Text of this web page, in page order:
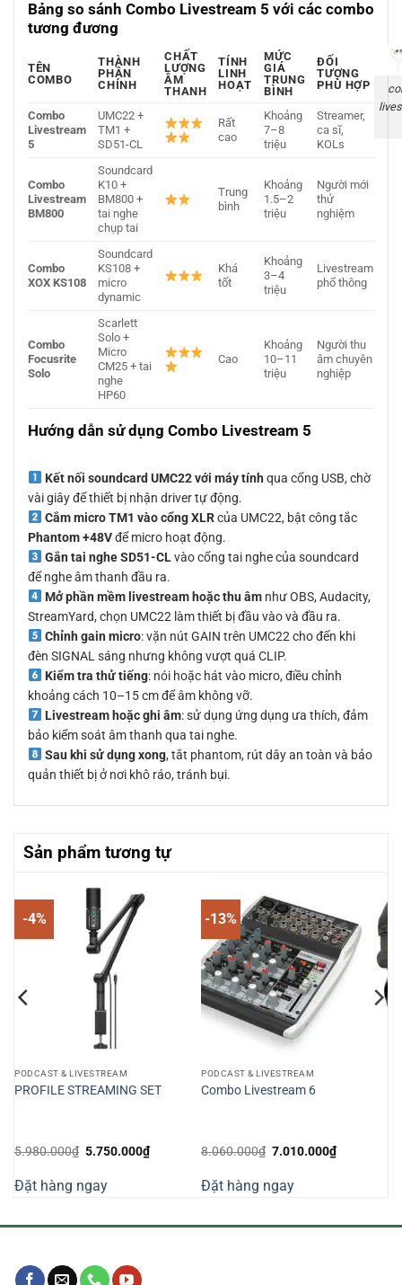
Bảng so sánh Combo Livestream 5 với các combo
tương đương
TÊN
COMBO
THÀNH
PHẦN
CHÍNH
CHẤT
LƯỢNG
ÂM
THANH
TÍNH
LINH
HOẠT
MỨC
GIÁ
TRUNG
BÌNH
ĐỐI
TƯỢNG
PHÙ HỢP
Combo
Livestream
5
UMC22 +
TM1 +
SD51-CL
Rất
cao
Khoảng
7–8
triệu
Streamer,
ca sĩ,
KOLs
Combo
Livestream
BM800
Soundcard
K10 +
BM800 +
tai nghe
chụp tai
Trung
bình
Khoảng
1.5–2
triệu
Người mới
thử
nghiệm
Combo
XOX KS108
Soundcard
KS108 +
micro
dynamic
Khá
tốt
Khoảng
3–4
triệu
Livestream
phổ thông
Combo
Focusrite
Solo
Scarlett
Solo +
Micro
CM25 + tai
nghe
HP60
Cao
Khoảng
10–11
triệu
Người thu
âm chuyên
nghiệp
Hướng dẫn sử dụng Combo Livestream 5
Kết nối soundcard UMC22 với máy tính qua cổng USB, chờ
vài giây để thiết bị nhận driver tự động.
Cắm micro TM1 vào cổng XLRcủa UMC22, bật công tắc
Phantom +48Vđể micro hoạt động.
Gắn tai nghe SD51-CLvào cổng tai nghe của soundcard
để nghe âm thanh đầu ra.
Mở phần mềm livestream hoặc thu âmnhư OBS, Audacity,
StreamYard, chọn UMC22 làm thiết bị đầu vào và đầu ra.
Chỉnh gain micro: vặn nút GAIN trên UMC22 cho đến khi
đèn SIGNAL sáng nhưng không vượt quá CLIP.
Kiểm tra thử tiếng: nói hoặc hát vào micro, điều chỉnh
khoảng cách 10–15 cm để âm không vỡ.
Livestream hoặc ghi âm: sử dụng ứng dụng ưa thích, đảm
bảo kiểm soát âm thanh qua tai nghe.
Sau khi sử dụng xong, tắt phantom, rút dây an toàn và bảo
quản thiết bị ở nơi khô ráo, tránh bụi.
Sản phẩm tương tự
-4%
PODCAST & LIVESTREAM
PROFILE STREAMING SET
5.980.000₫ Giá
5.980.000₫.
5.750.000₫Giá
hiện
5.750.000₫.
Đặt hàng ngay
-13%
PODCAST & LIVESTREAM
Combo Livestream 6
8.060.000₫ Giá
8.060.000₫.
7.010.000₫Giá
hiện
Đặt hàng ngay